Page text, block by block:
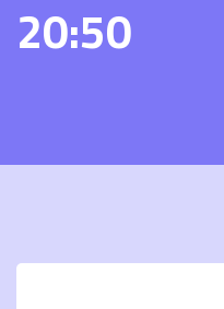
20:50